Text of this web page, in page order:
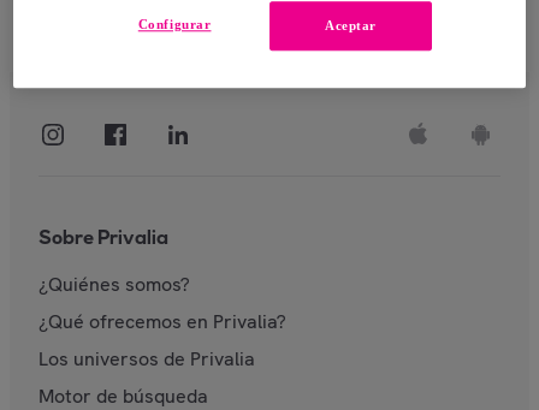
Sobre Privalia
¿Quiénes somos?
¿Qué ofrecemos en Privalia?
Los universos de Privalia
Motor de búsqueda
Aceptar
Configurar